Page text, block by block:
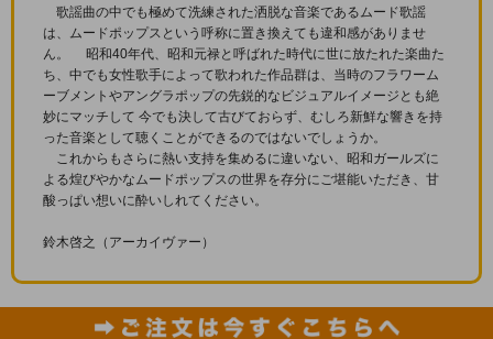
歌謡曲の中でも極めて洗練された洒脱な音楽であるムード歌謡
は、ムードポップスという呼称に置き換えても違和感がありませ
ん。 昭和40年代、昭和元禄と呼ばれた時代に世に放たれた楽曲た
ち、中でも女性歌手によって歌われた作品群は、当時のフラワーム
ーブメントやアングラポップの先鋭的なビジュアルイメージとも絶
妙にマッチして 今でも決して古びておらず、むしろ新鮮な響きを持
った音楽として聴くことができるのではないでしょうか。
これからもさらに熱い支持を集めるに違いない、昭和ガールズに
よる煌びやかなムードポップスの世界を存分にご堪能いただき、甘
酸っぱい想いに酔いしれてください。
鈴木啓之（アーカイヴァー）